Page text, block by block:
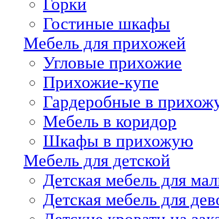
Горки
Гостиные шкафы
Мебель для прихожей
Угловые прихожие
Прихожие-купе
Гардеробные в
Мебель в коридор
Шкафы в прихожую
Мебель для детской
Детская мебель для
Детская мебель для